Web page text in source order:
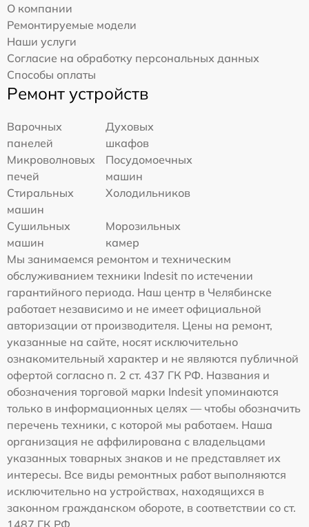
О компании
Ремонтируемые модели
Наши услуги
Согласие на обработку персональных данных
Способы оплаты
Ремонт устройств
Варочных
панелей
Духовых
шкафов
Микроволновых
печей
Посудомоечных
машин
Стиральных
машин
Холодильников
Сушильных
машин
Морозильных
камер
Мы занимаемся ремонтом и техническим
обслуживанием техники Indesit по истечении
гарантийного периода. Наш центр в Челябинске
работает независимо и не имеет официальной
авторизации от производителя. Цены на ремонт,
указанные на сайте, носят исключительно
ознакомительный характер и не являются публичной
офертой согласно п. 2 ст. 437 ГК РФ. Названия и
обозначения торговой марки Indesit упоминаются
только в информационных целях — чтобы обозначить
перечень техники, с которой мы работаем. Наша
организация не аффилирована с владельцами
указанных товарных знаков и не представляет их
интересы. Все виды ремонтных работ выполняются
исключительно на устройствах, находящихся в
законном гражданском обороте, в соответствии со ст.
1487 ГК РФ.